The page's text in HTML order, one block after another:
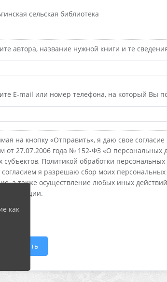
сельская библиотека
автора, название нужной книги и те
E-mail или номер телефона, на который Вы
на кнопку «Отправить», я даю свое
от 27.07.2006 года № 152-ФЗ «О
субъектов, Политикой обработки
я разрешаю сбор моих
а также осуществление любых иных
Федерации.
Отправить
как